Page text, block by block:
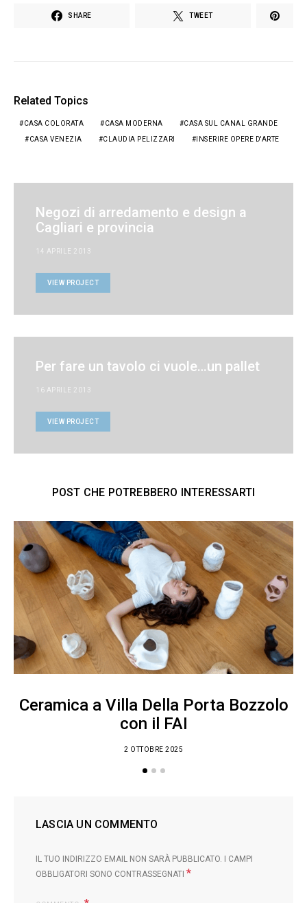
SHARE TWEET
Related Topics
CASA COLORATA CASA MODERNA CASA SUL CANAL GRANDE
CASA VENEZIA CLAUDIA PELIZZARI INSERIRE OPERE D'ARTE
Negozi di arredamento e design a
Cagliari e provincia
14 APRILE 2013
VIEW PROJECT
Per fare un tavolo ci vuole…un pallet
16 APRILE 2013
VIEW PROJECT
POST CHE POTREBBERO INTERESSARTI
Ceramica a Villa Della Porta Bozzolo
con il FAI
2 OTTOBRE 2025
LASCIA UN COMMENTO
IL TUO INDIRIZZO EMAIL NON SARÀ PUBBLICATO.
I CAMPI
OBBLIGATORI SONO CONTRASSEGNATI *